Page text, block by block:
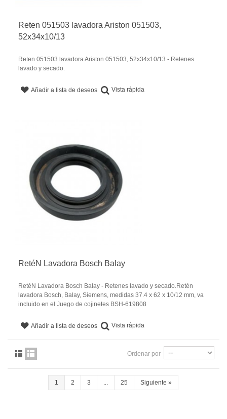
Reten 051503 lavadora Ariston 051503,
52x34x10/13
Reten 051503 lavadora Ariston 051503, 52x34x10/13 - Retenes
lavado y secado.
Añadir a lista de deseos Vista rápida
RetéN Lavadora Bosch Balay
RetéN Lavadora Bosch Balay - Retenes lavado y secado.Retén
lavadora Bosch, Balay, Siemens, medidas 37.4 x 62 x 10/12 mm, va
incluido en el Juego de cojinetes BSH-619808
Añadir a lista de deseos Vista rápida
Ordenar por
1 2 3 25 Siguiente »